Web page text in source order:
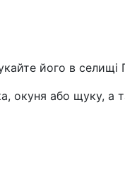
його в селищі
окуня або щуку, а